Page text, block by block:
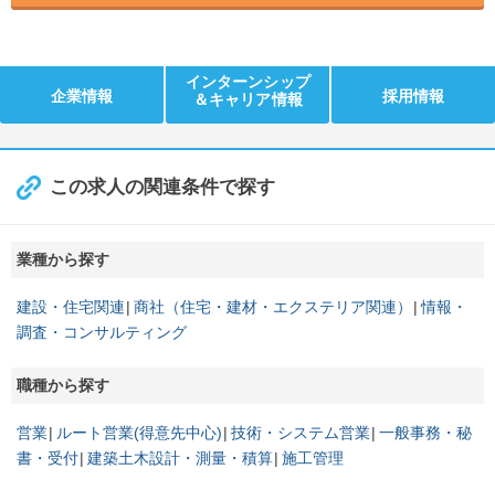
企業情報
インターンシップ
＆キャリア情報
採用情報
この求人の関連条件で探す
業種から探す
建設・住宅関連 商社（住宅・建材・エクステリア関連）
情報・
調査・コンサルティング
職種から探す
営業 ルート営業(得意先中心) 技術・システム営業 一般事務・秘
書・受付 建築土木設計・測量・積算 施工管理